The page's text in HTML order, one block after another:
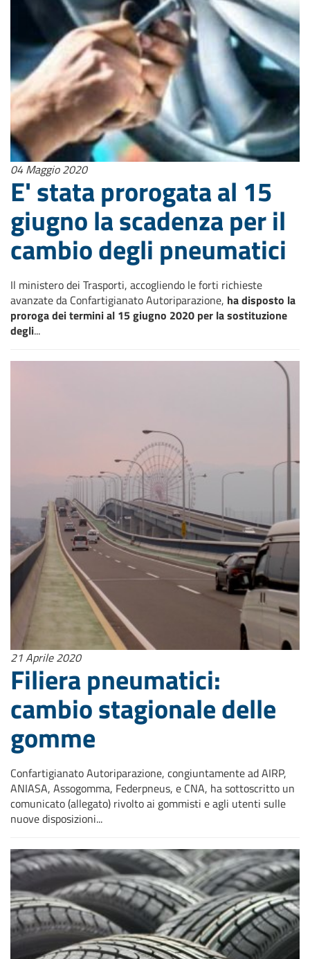
04 Maggio 2020
E' stata prorogata al 15
giugno la scadenza per il
cambio degli pneumatici
Il ministero dei Trasporti, accogliendo le forti richieste
avanzate da Confartigianato Autoriparazione, ha disposto la
proroga dei termini al 15 giugno 2020 per la sostituzione
degli...
21 Aprile 2020
Filiera pneumatici:
cambio stagionale delle
gomme
Confartigianato Autoriparazione, congiuntamente ad AIRP,
ANIASA, Assogomma, Federpneus, e CNA, ha sottoscritto un
comunicato (allegato) rivolto ai gommisti e agli utenti sulle
nuove disposizioni...